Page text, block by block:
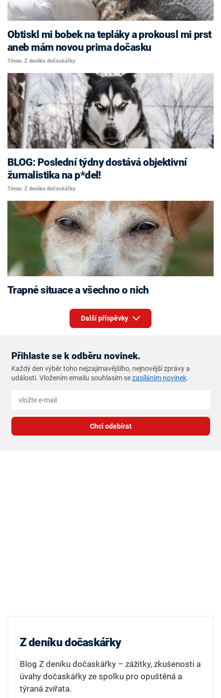
Obtiskl mi bobek na tepláky a prokousl mi prst
aneb mám novou prima dočasku
Téma: Z deníku dočaskářky
BLOG: Poslední týdny dostává objektivní
žurnalistika na p*del!
Téma: Z deníku dočaskářky
Trapné situace a všechno o nich
Další příspěvky
Přihlaste se k odběru novinek.
Každý den výběr toho nejzajímavějšího, nejnovější zprávy a
události. Vložením emailu souhlasím sezasíláním novinek.
Chci odebírat
Z deníku dočaskářky
Blog Z deníku dočaskářky – zážitky, zkušenosti a
úvahy dočaskářky ze spolku pro opuštěná a
týraná zvířata.